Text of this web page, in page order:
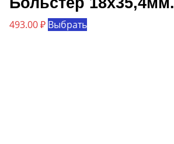
493.00₽ ВыбратьЭтот